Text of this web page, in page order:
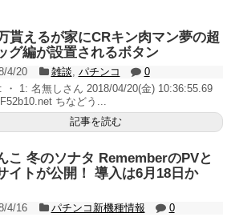
いうクソアニメの思い出ｗｗｗ
互RSS
貰えるが家にCRキン肉マン夢の超
グ編が設置されるボタン
4/20 雑談 パチンコ
0
・ 1: 名無しさん 2018/04/20(金) 10:36:55.69
ちなどう...
記事を読む
こ 冬のソナタ RememberのPVと
イトが公開！ 導入は6月18日か
4/16 パチンコ新機種情報
0